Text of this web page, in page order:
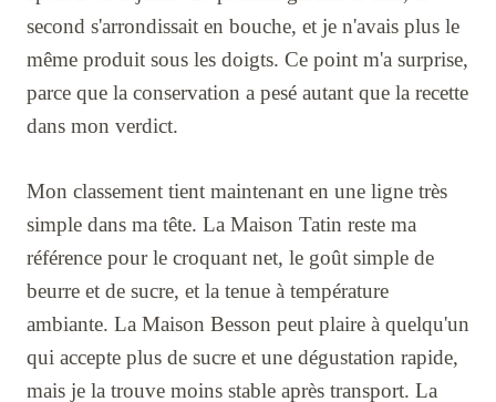
second s'arrondissait en bouche, et je n'avais plus le
même produit sous les doigts. Ce point m'a surprise,
parce que la conservation a pesé autant que la recette
dans mon verdict.
Mon classement tient maintenant en une ligne très
simple dans ma tête. La Maison Tatin reste ma
référence pour le croquant net, le goût simple de
beurre et de sucre, et la tenue à température
ambiante. La Maison Besson peut plaire à quelqu'un
qui accepte plus de sucre et une dégustation rapide,
mais je la trouve moins stable après transport. La